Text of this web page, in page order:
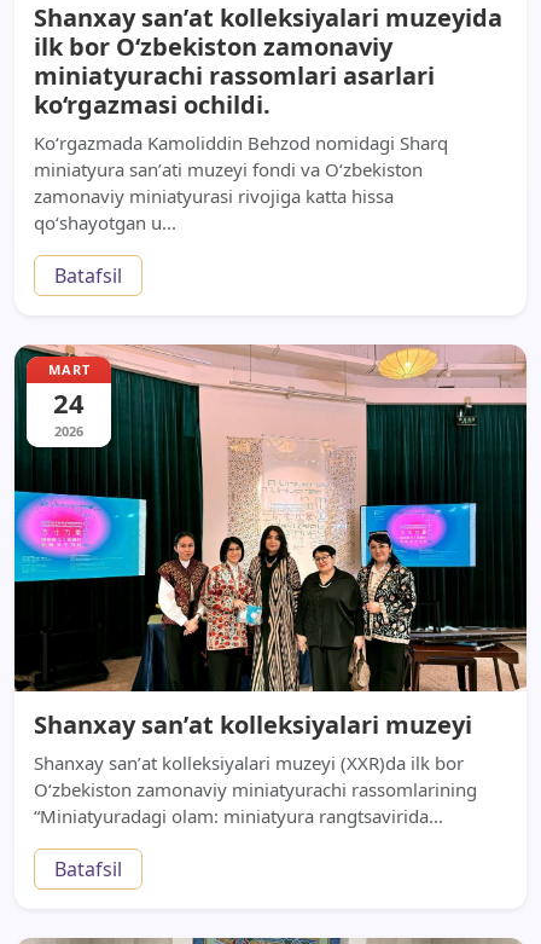
Shanxay sanʼat kolleksiyalari muzeyida
ilk bor O‘zbekiston zamonaviy
miniatyurachi rassomlari asarlari
ko‘rgazmasi ochildi.
Ko‘rgazmada Kamoliddin Behzod nomidagi Sharq
miniatyura sanʼati muzeyi fondi va O‘zbekiston
zamonaviy miniatyurasi rivojiga katta hissa
qo‘shayotgan u...
Batafsil
MART
24
2026
Shanxay sanʼat kolleksiyalari muzeyi
Shanxay sanʼat kolleksiyalari muzeyi (XXR)da ilk bor
O‘zbekiston zamonaviy miniatyurachi rassomlarining
“Miniatyuradagi olam: miniatyura rangtsavirida...
Batafsil